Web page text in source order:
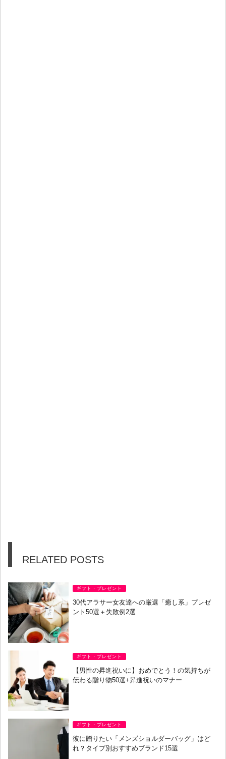
RELATED POSTS
ギフト・プレゼント
30代アラサー女友達への厳選「癒し系」プレゼ
ント50選＋失敗例2選
ギフト・プレゼント
【男性の昇進祝いに】おめでとう！の気持ちが
伝わる贈り物50選+昇進祝いのマナー
ギフト・プレゼント
彼に贈りたい「メンズショルダーバッグ」はど
れ？タイプ別おすすめブランド15選